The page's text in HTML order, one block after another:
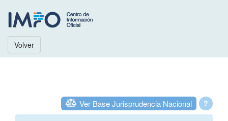
Volver
?
Ver Base Jurisprudencia Nacional